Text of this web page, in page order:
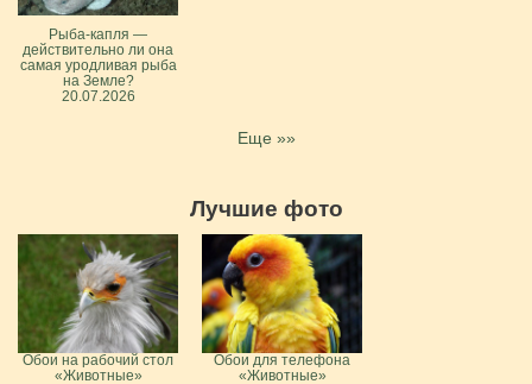
Рыба-капля —
действительно ли она
самая уродливая рыба
на Земле?
20.07.2026
Еще »»
Лучшие фото
Обои на рабочий стол
«Животные»
Обои для телефона
«Животные»